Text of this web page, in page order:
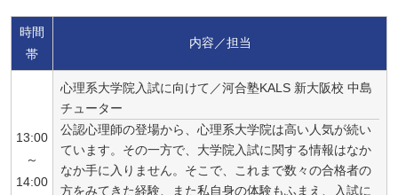
時間
帯
内容／担当
13:00
～
14:00
心理系大学院入試に向けて／河合塾KALS 新大阪校 中島
チューター
公認心理師の登場から、心理系大学院は高い人気が続い
ています。その一方で、大学院入試に関する情報はなか
なか手に入りません。そこで、これまで数々の合格者の
方をみてきた経験、また私自身の体験もふまえ、入試に